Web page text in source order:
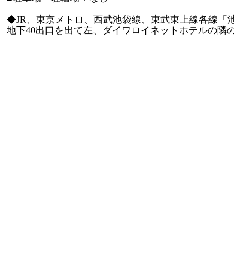
◆JR、東京メトロ、西武池袋線、東武東上線各線「
地下40出口を出て左、ダイワロイネットホテルの隣